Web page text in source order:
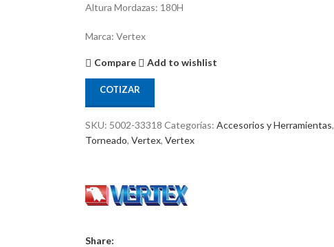
Altura Mordazas: 180H
Marca: Vertex
Compare Add to wishlist
COTIZAR
SKU: 5002-33318 Categorías: Accesorios y Herramientas,
Torneado, Vertex, Vertex
Share: